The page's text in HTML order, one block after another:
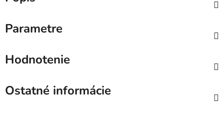
Parametre
Hodnotenie
Ostatné informácie